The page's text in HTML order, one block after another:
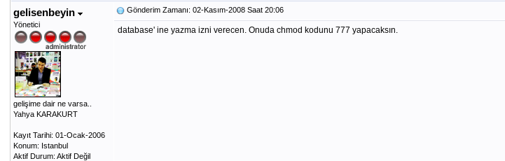
gelisenbeyin
Yönetici
gelişime dair ne varsa..
Yahya KARAKURT
Kayıt Tarihi: 01-Ocak-2006
Konum: Istanbul
Aktif Durum: Aktif Değil
Gönderim Zamanı: 02-Kasım-2008 Saat 20:06
database' ine yazma izni verecen. Onuda chmod kodunu 777 yapacaksın.